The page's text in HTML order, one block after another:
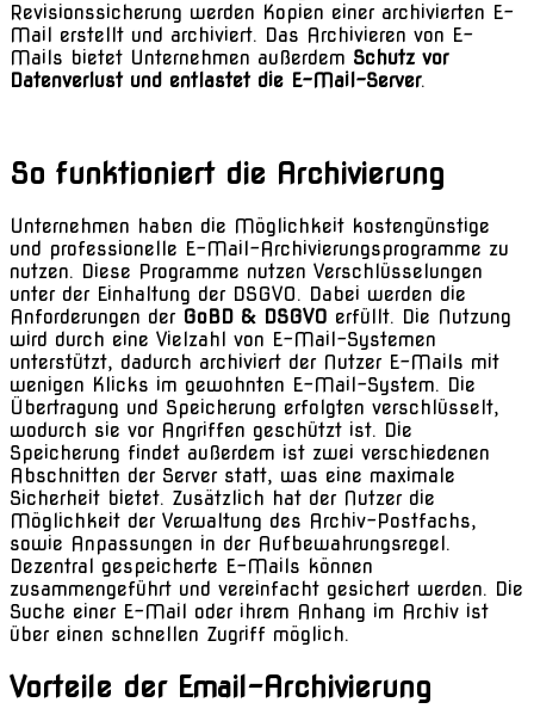
Revisionssicherung werden Kopien einer archivierten E-
Mail erstellt und archiviert. Das Archivieren von E-
Mails bietet Unternehmen außerdem Schutz vor
Datenverlust und entlastet die E-Mail-Server.
So funktioniert die Archivierung
Unternehmen haben die Möglichkeit kostengünstige
und professionelle E-Mail-Archivierungsprogramme zu
nutzen. Diese Programme nutzen Verschlüsselungen
unter der Einhaltung der DSGVO. Dabei werden die
Anforderungen der GoBD & DSGVO erfüllt. Die Nutzung
wird durch eine Vielzahl von E-Mail-Systemen
unterstützt, dadurch archiviert der Nutzer E-Mails mit
wenigen Klicks im gewohnten E-Mail-System. Die
Übertragung und Speicherung erfolgten verschlüsselt,
wodurch sie vor Angriffen geschützt ist. Die
Speicherung findet außerdem ist zwei verschiedenen
Abschnitten der Server statt, was eine maximale
Sicherheit bietet. Zusätzlich hat der Nutzer die
Möglichkeit der Verwaltung des Archiv-Postfachs,
sowie Anpassungen in der Aufbewahrungsregel.
Dezentral gespeicherte E-Mails können
zusammengeführt und vereinfacht gesichert werden. Die
Suche einer E-Mail oder ihrem Anhang im Archiv ist
über einen schnellen Zugriff möglich.
Vorteile der Email-Archivierung